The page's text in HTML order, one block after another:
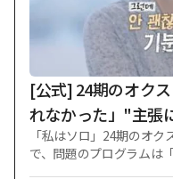
[公式] 24期のオク
れなかった」"主張
額支払い完了」
「私はソロ」24期のオ
で、問題のプログラムは